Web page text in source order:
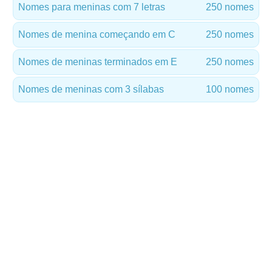
Nomes para meninas com 7 letras 250 nomes
Nomes de menina começando em C 250 nomes
Nomes de meninas terminados em E 250 nomes
Nomes de meninas com 3 sílabas 100 nomes